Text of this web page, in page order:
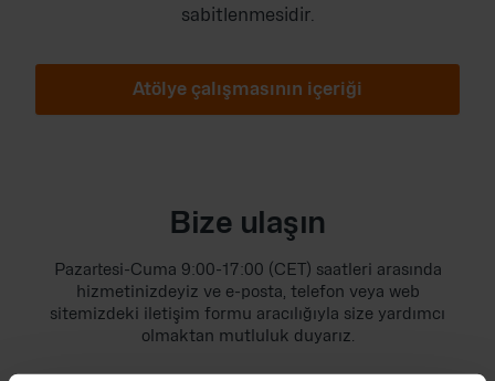
sabitlenmesidir.
Atölye çalışmasının içeriği
Bize ulaşın
Pazartesi-Cuma 9:00-17:00 (CET) saatleri arasında
hizmetinizdeyiz ve e-posta, telefon veya web
sitemizdeki iletişim formu aracılığıyla size yardımcı
olmaktan mutluluk duyarız.